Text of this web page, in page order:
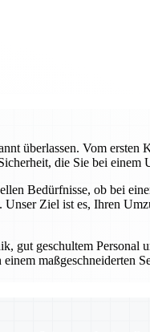
überlassen. Vom ersten
die Sie bei einem
Bedürfnisse, ob bei
Ziel ist es, Ihren
gut geschultem Personal
maßgeschneiderten